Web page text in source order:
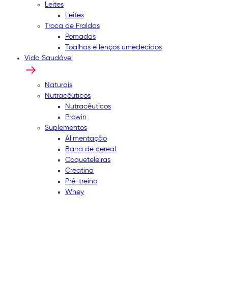
Leites
Leites
Troca de Fraldas
Pomadas
Toalhas e lenços umedecidos
Vida Saudável
Naturais
Nutracêuticos
Nutracêuticos
Prowin
Suplementos
Alimentação
Barra de cereal
Coqueteleiras
Creatina
Pré-treino
Whey